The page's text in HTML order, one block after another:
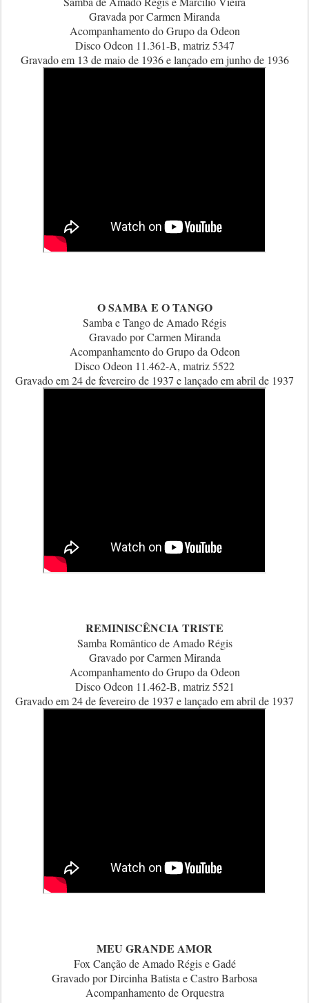
Gravada por Carmen Miranda
Acompanhamento do Grupo da Odeon
Disco Odeon 11.361-B, matriz 5347
Gravado em 13 de maio de 1936 e lançado em junho de 1936
O SAMBA E O TANGO
Samba e Tango de Amado Régis
Gravado por Carmen Miranda
Acompanhamento do Grupo da Odeon
Disco Odeon 11.462-A, matriz 5522
Gravado em 24 de fevereiro de 1937 e lançado em abril de 1937
REMINISCÊNCIA TRISTE
Samba Romântico de Amado Régis
Gravado por Carmen Miranda
Acompanhamento do Grupo da Odeon
Disco Odeon 11.462-B, matriz 5521
Gravado em 24 de fevereiro de 1937 e lançado em abril de 1937
MEU GRANDE AMOR
Fox Canção de Amado Régis e Gadé
Gravado por Dircinha Batista e Castro Barbosa
Acompanhamento de Orquestra